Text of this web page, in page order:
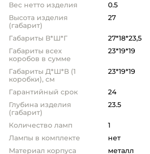
Вес нетто изделия
0.5
Высота изделия
(габарит)
27
Габариты В*Ш*Г
27*18*23,5
Габариты всех
коробов в сумме
23*19*19
Габариты Д*Ш*В (1
коробки), см
23*19*19
Гарантийный срок
24
Глубина изделия
(габарит)
23.5
Количество ламп
1
Лампы в комплекте
нет
Материал корпуса
металл